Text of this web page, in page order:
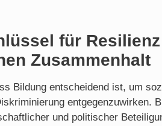
für
Zusammenhalt
Bildung entscheidend ist, um
entgegenzuwirken.
und politischer